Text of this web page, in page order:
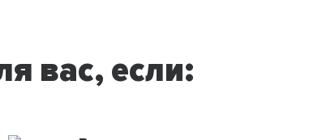
вас, если: